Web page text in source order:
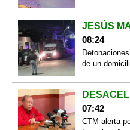
JESÚS
08:24
de un
07:42
CTM alerta